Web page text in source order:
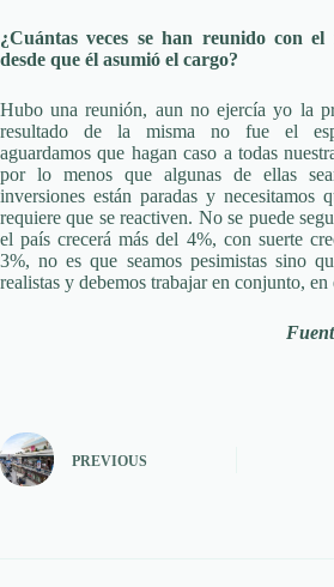
¿Cuántas veces se han reunido con el
desde que él asumió el cargo?
Hubo una reunión, aun no ejercía yo la
resultado de la misma no fue el
aguardamos que hagan caso a todas
por lo menos que algunas de ellas
inversiones están paradas y necesitamos
requiere que se reactiven. No se puede
el país crecerá más del 4%, con suerte
3%, no es que seamos pesimistas sino
realistas y debemos trabajar en conjunto, en
PREVIOUS